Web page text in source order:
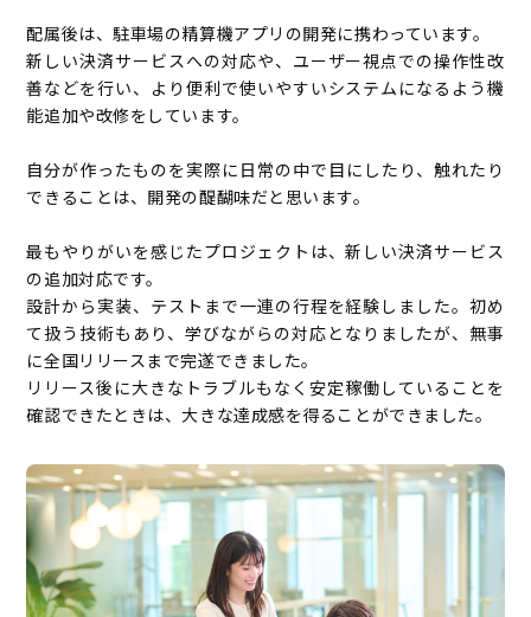
配属後は、駐車場の精算機アプリの開発に携わっています。
新しい決済サービスへの対応や、ユーザー視点での操作性改
善などを行い、より便利で使いやすいシステムになるよう機
能追加や改修をしています。
自分が作ったものを実際に日常の中で目にしたり、触れたり
できることは、開発の醍醐味だと思います。
最もやりがいを感じたプロジェクトは、新しい決済サービス
の追加対応です。
設計から実装、テストまで一連の行程を経験しました。初め
て扱う技術もあり、学びながらの対応となりましたが、無事
に全国リリースまで完遂できました。
リリース後に大きなトラブルもなく安定稼働していることを
確認できたときは、大きな達成感を得ることができました。